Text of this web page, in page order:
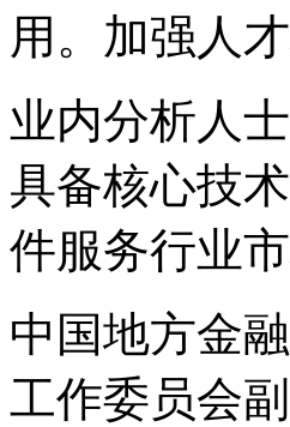
用。加强人
业内分析人
具备核心技
件服务行业
中国地方金
工作委员会